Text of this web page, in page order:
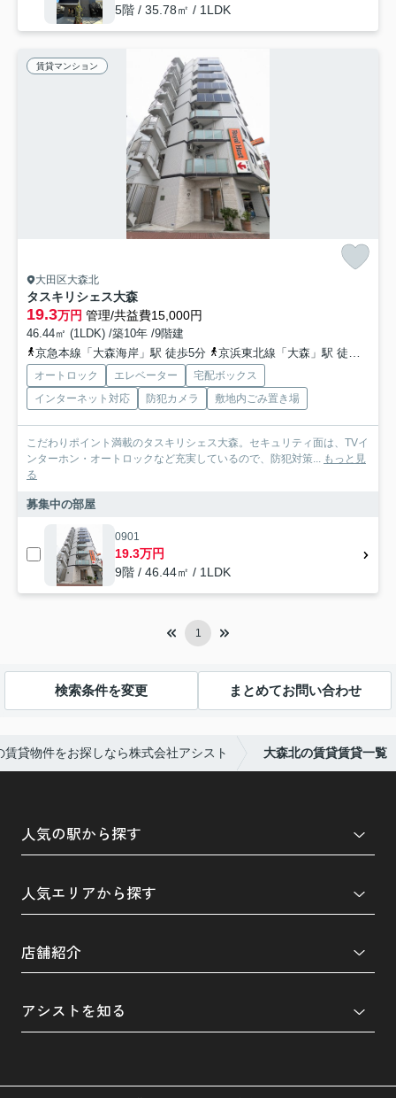
5階 / 35.78㎡ / 1LDK
賃貸マンション
大田区大森北
タスキリシェス大森
19.3万円 管理/共益費15,000円
46.44㎡ (1LDK) /築10年 /9階建
京急本線「大森海岸」駅 徒歩5分
京浜東北線「大森」駅 徒歩12分
オートロック エレベーター
宅配ボックス
インターネット対応
防犯カメラ 敷地内ごみ置き場
こだわりポイント満載のタスキリシェス大森。セキュリティ面は、TVイ
ンターホン・オートロックなど充実しているので、防犯対策... もっと見
る
募集中の部屋
0901
19.3万円
9階 / 46.44㎡ / 1LDK
1
検索条件を変更 まとめてお問い合わせ
賃貸物件をお探しなら株式会社アシスト 大森北の賃貸賃貸一覧
人気の駅から探す
人気エリアから探す
店舗紹介
アシストを知る